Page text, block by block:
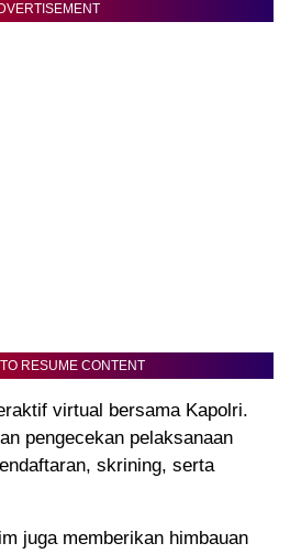
RESUME CONTENT
virtual bersama Kapolri.
pengecekan pelaksanaan
skrining, serta
juga memberikan himbauan